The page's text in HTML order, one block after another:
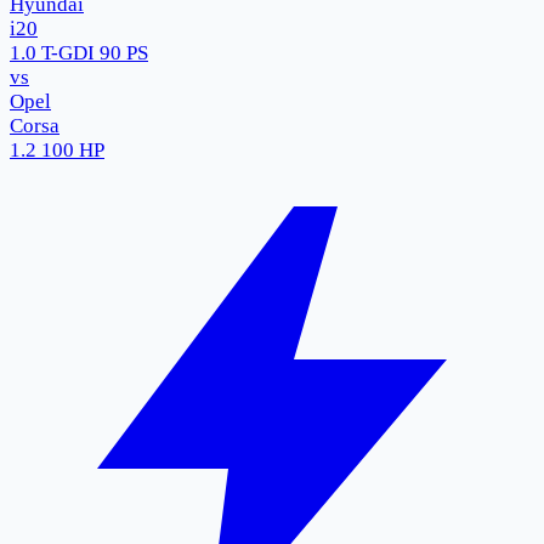
i20
1.0 T-GDI 90 PS
vs
Opel
Corsa
1.2 100 HP